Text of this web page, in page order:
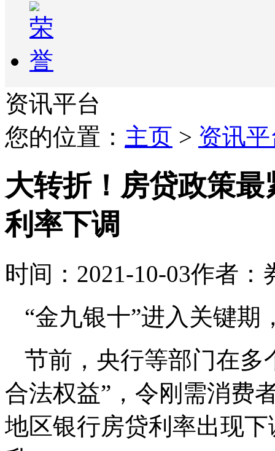
资讯平台
您的位置： 主页 > 资讯
大转折！房贷政策
利率下调
时间：2021-10-03作者：
“金九银十”进入关键
节前，央行等部门在多
合法权益”，令刚需消费
地区银行房贷利率出现